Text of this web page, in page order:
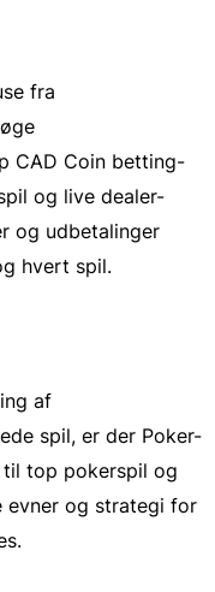
fra
CAD Coin betting-
og live dealer-
og udbetalinger
hvert spil.
af
spil, er der Poker-
til top pokerspil og
evner og strategi for